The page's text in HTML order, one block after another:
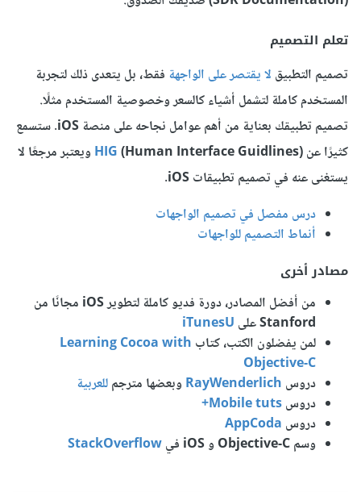
تعلم التصميم
تصميم التطبيق لا يقتصر على الواجهةفقط، بل يتعدى ذلك لتجربة
المستخدم كاملة لتشمل أشياء كالسعر وخصوصية المستخدم مثلًا.
تصميم تطبيقك بعناية من أهم عوامل نجاحه على منصة iOS. ستسمع
كثيرًا عن
HIG(Human Interface Guidlines) ويعتبر مرجعًا لا
يستغنى عنه في تصميم تطبيقات iOS.
درس مفصل في تصميم الواجهات
أنماط التصميم للواجهات
مصادر أخرى
من أفضل المصادر، دورة فديو كاملة لتطوير iOS مجانًا من
Stanford على
iTunesU
لمن يفضلون الكتب، كتاب Learning Cocoa with
Objective-C
دروس RayWenderlichوبعضها مترجمللعربية
دروسMobile tuts+
دروس AppCoda
وسم Objective-C و iOS في
StackOverflow